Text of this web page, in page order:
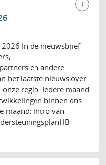
In de nieuwsbrief
en andere
het laatste nieuws over
regio. Iedere maand
binnen ons
maand: Intro van